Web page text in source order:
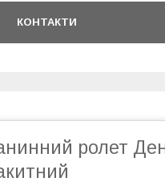
КОНТАКТИ
ролет